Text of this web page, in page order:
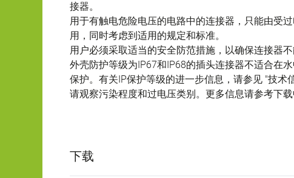
接器。
用于有触电危险电压的电路中的连接器，只能由受
用，同时考虑到适用的规定和标准。
用户必须采取适当的安全防范措施，以确保连接器
外壳防护等级为IP67和IP68的插头连接器不适合在
保护。有关IP保护等级的进一步信息，请参见 "技术
请观察污染程度和过电压类别。更多信息请参考下载
下载